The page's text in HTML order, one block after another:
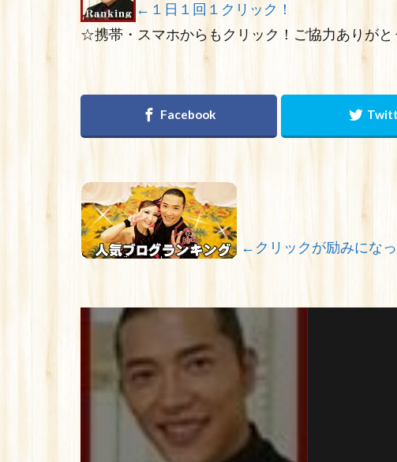
←１日１回１クリック！
☆携帯・スマホからもクリック！ご協力ありがと
←クリックが励みになっ